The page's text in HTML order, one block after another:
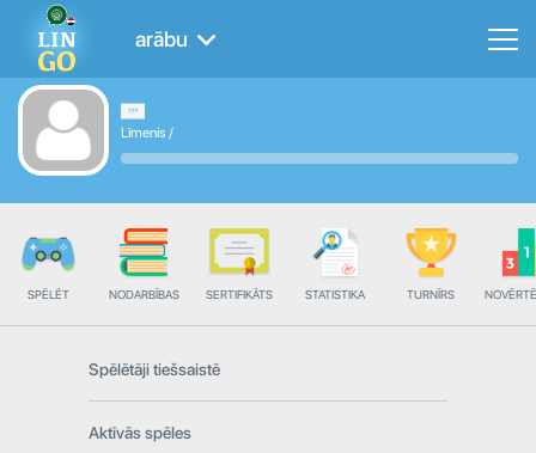
arābu
Līmenis /
SPĒLĒT NODARBĪBAS SERTIFIKĀTS STATISTIKA TURNĪRS
Spēlētāji tiešsaistē
Aktīvās spēles